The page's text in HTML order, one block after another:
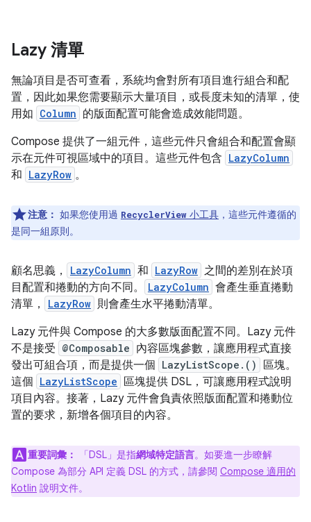
Lazy 清單
無論項目是否可查看，系統均會對所有項目進行組合和配
置，因此如果您需要顯示大量項目，或長度未知的清單，使
用如 Column 的版面配置可能會造成效能問題。
Compose 提供了一組元件，這些元件只會組合和配置會顯
示在元件可視區域中的項目。這些元件包含 LazyColumn
和 LazyRow 。
注意： 如果您使用過 RecyclerView 小工具 ，這些元件遵循的
是同一組原則。
顧名思義， LazyColumn 和 LazyRow 之間的差別在於項
目配置和捲動的方向不同。
LazyColumn 會產生垂直捲動
清單，
LazyRow 則會產生水平捲動清單。
Lazy 元件與 Compose 的大多數版面配置不同。Lazy 元件
不是接受 @Composable 內容區塊參數，讓應用程式直接
發出可組合項，而是提供一個 LazyListScope.()
區塊。
這個 LazyListScope 區塊提供 DSL，可讓應用程式說明
項目內容。接著，Lazy 元件會負責依照版面配置和捲動位
置的要求，新增各個項目的內容。
重要詞彙： 「DSL」 是指網域特定語言。如要進一步瞭解
Compose 為部分 API 定義 DSL 的方式，請參閱 Compose 適用的
Kotlin 說明文件。